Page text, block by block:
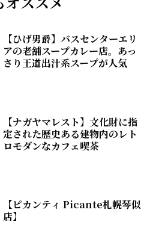
【ひげ男爵】バスセンターエリ
アの老舗スープカレー店。あっ
さり王道出汁系スープが人気
【ナガヤマレスト】文化財に指
定された歴史ある建物内のレト
ロモダンなカフェ喫茶
【ピカンティ Picante札幌琴似
店】